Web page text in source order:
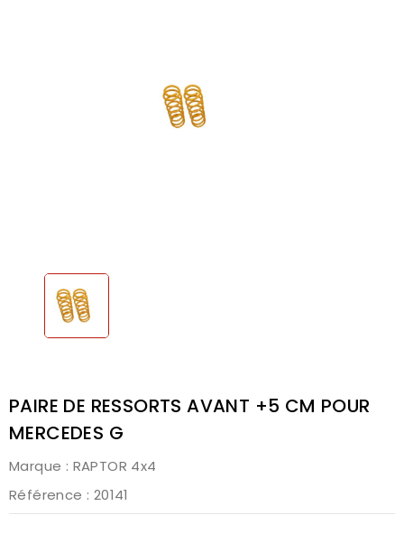
PAIRE DE RESSORTS AVANT +5 CM POUR
MERCEDES G
Marque : RAPTOR 4x4
Référence : 20141